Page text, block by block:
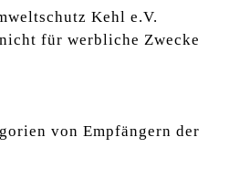
Kehl e.V.
für werbliche Zwecke
von Empfängern der